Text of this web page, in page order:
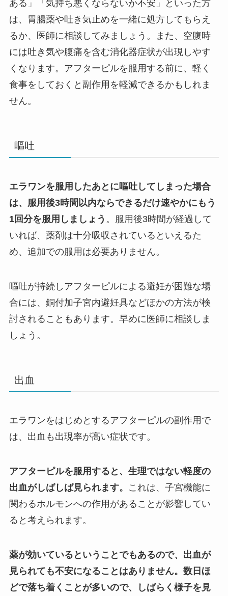
ある」「気持ち悪くならないか不安」といった方
は、胃腸薬や吐き気止めを一緒に処方してもらえ
るか、医師に相談してみましょう。また、空腹時
には吐き気や腹痛を含む消化器症状が出現しやす
くなります。アフターピルを服用する前に、軽く
食事をしておくと副作用を軽減できるかもしれま
せん。
嘔吐
エラワンを服用したあとに嘔吐してしまった場合
は、服用後3時間以内ならできるだけ速やかにもう
1回分を服用しましょう 。服用後3時間が経過して
いれば、薬剤は十分吸収されているといえるた
め、追加での服用は必要ありません。
嘔吐が持続しアフターピルによる避妊が困難な場
合には、銅付加子宮内避妊具などほかの方法が検
討されることもあります。早めに医師に相談しま
しょう。
出血
エラワンをはじめとするアフターピルの副作用で
は、出血も出現率が高い症状です。
アフターピルを服用すると、生理ではない軽度の
出血がしばしば見られます。
これは、子宮機能に
関わるホルモンへの作用があることが影響してい
ると考えられます。
薬が効いているということでもあるので、出血が
見られても不安になることはありません。数日ほ
どで落ち着くことが多いので、しばらく様子を見